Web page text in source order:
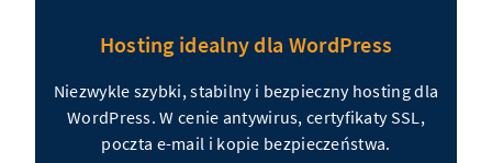
Hosting idealny dla WordPress
Niezwykle szybki, stabilny i bezpieczny hosting dla
WordPress. W cenie antywirus, certyfikaty SSL,
poczta e-mail i kopie bezpieczeństwa.